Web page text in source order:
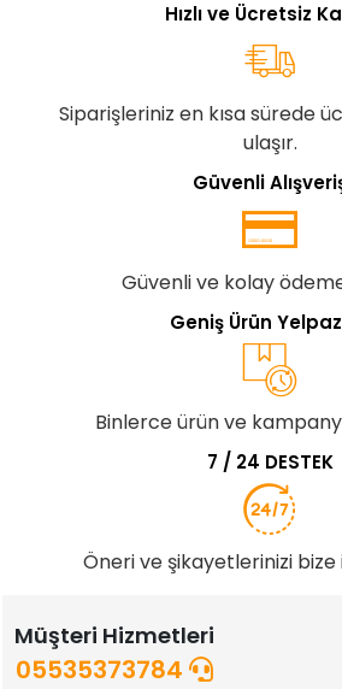
Hızlı ve Ücretsiz
Siparişleriniz en kısa sürede
ulaşır.
Güvenli
Güvenli ve kolay
Geniş Ürün
Binlerce ürün ve
7 / 24 DESTEK
Öneri ve şikayetlerinizi bize
Müşteri Hizmetleri
05535373784